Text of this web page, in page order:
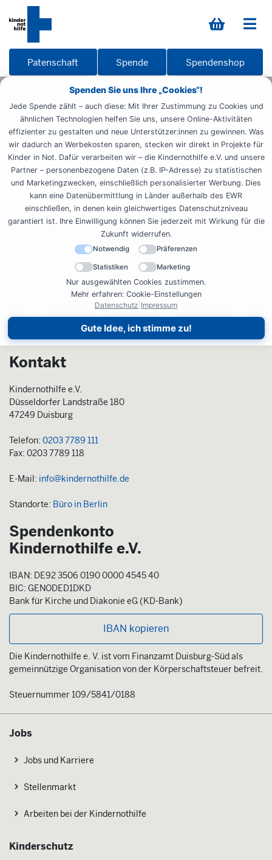
Spenden Sie uns Ihre „Cookies“!
Jede Spende zählt – auch diese: Mit Ihrer Zustimmung zu Cookies und
ähnlichen Technologien helfen Sie uns, unsere Online-Aktivitäten
effizienter zu gestalten und neue Unterstützer:innen zu gewinnen. Was
wir dadurch an Werbekosten sparen, stecken wir direkt in Projekte für
Kinder in Not. Dafür verarbeiten wir – die Kindernothilfe e.V. und unsere
Partner – personenbezogene Daten (z.B. IP-Adresse) zu statistischen
und Marketingzwecken, einschließlich personalisierter Werbung. Dies
kann eine Datenübermittlung in Länder außerhalb des EWR
einschließen, in denen kein gleichwertiges Datenschutzniveau
garantiert ist. Ihre Einwilligung können Sie jederzeit mit Wirkung für die
Zukunft widerrufen.
Notwendig Präferenzen
Statistiken Marketing
Nur ausgewählten Cookies zustimmen.
Mehr erfahren: Cookie-Einstellungen
Datenschutz Impressum
Gute Idee, ich stimme zu!
Patenschaft Spende Spendenshop
Startseite Engagieren Zeit spenden
Ehrenamt
Veranstaltungsdetailseite
Jetzt Newsletter abonnieren!
Folgen Sie uns auf:
Folgen Sie uns auf:
Kontakt
Kindernothilfe e.V.
Düsseldorfer Landstraße 180
47249 Duisburg
Telefon: 0203 7789 111
Fax: 0203 7789 118
E-Mail: info@kindernothilfe.de
Standorte: Büro in Berlin
Spendenkonto
Kindernothilfe e.V.
IBAN: DE92 3506 0190 0000 4545 40
BIC: GENODED1DKD
Bank für Kirche und Diakonie eG (KD-Bank)
IBAN kopieren
Die Kindernothilfe e. V. ist vom Finanzamt Duisburg-Süd als
gemeinnützige Organisation von der Körperschaftsteuer befreit.
Steuernummer 109/5841/0188
Jobs
Jobs und Karriere
Stellenmarkt
Arbeiten bei der Kindernothilfe
Kinderschutz